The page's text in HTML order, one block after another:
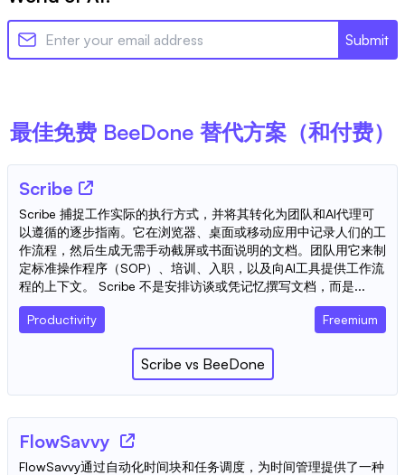
Submit
最佳免费 BeeDone 替代方案（和付费）
Scribe
Scribe 捕捉工作实际的执行方式，并将其转化为团队和AI代理可
以遵循的逐步指南。它在浏览器、桌面或移动应用中记录人们的工
作流程，然后生成无需手动截屏或书面说明的文档。团队用它来制
定标准操作程序（SOP）、培训、入职，以及向AI工具提供工作流
程的上下文。 Scribe 不是安排访谈或凭记忆撰写文档，而是...
Productivity Freemium
Scribe vs BeeDone
FlowSavvy
FlowSavvy通过自动化时间块和任务调度，为时间管理提供了一种